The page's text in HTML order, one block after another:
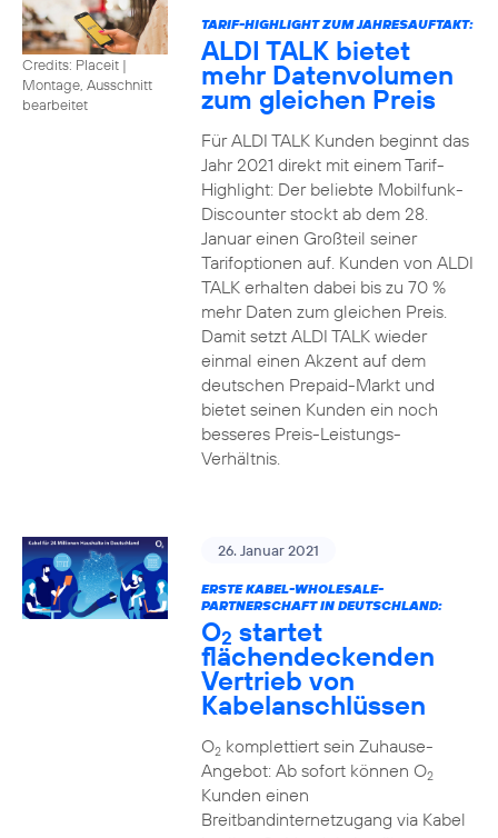
Credits: Placeit |
Montage, Ausschnitt
bearbeitet
TARIF-HIGHLIGHT ZUM JAHRESAUFTAKT:
ALDI TALK bietet
mehr Datenvolumen
zum gleichen Preis
Für ALDI TALK Kunden beginnt das
Jahr 2021 direkt mit einem Tarif-
Highlight: Der beliebte Mobilfunk-
Discounter stockt ab dem 28.
Januar einen Großteil seiner
Tarifoptionen auf. Kunden von ALDI
TALK erhalten dabei bis zu 70 %
mehr Daten zum gleichen Preis.
Damit setzt ALDI TALK wieder
einmal einen Akzent auf dem
deutschen Prepaid-Markt und
bietet seinen Kunden ein noch
besseres Preis-Leistungs-
Verhältnis.
26. Januar 2021
ERSTE KABEL-WHOLESALE-
PARTNERSCHAFT IN DEUTSCHLAND:
O2 startet
flächendeckenden
Vertrieb von
Kabelanschlüssen
O2komplettiert sein Zuhause-
Angebot: Ab sofort können O2
Kunden einen
Breitbandinternetzugang via Kabel